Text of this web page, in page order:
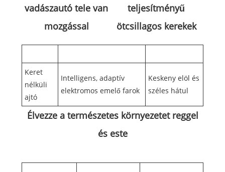
vadászautó tele van
mozgással
teljesítményű
ötcsillagos kerekek
Keret
nélküli
ajtó
Intelligens, adaptív
elektromos emelő farok
Keskeny elöl és
széles hátul
Élvezze a természetes környezetet reggel
és este